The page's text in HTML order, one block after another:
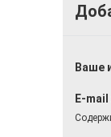
Ваше
E-mail